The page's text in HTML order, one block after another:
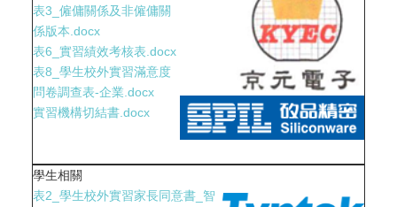
表3_僱傭關係及非僱傭關
係版本.docx
表6_實習績效考核表.docx
表8_學生校外實習滿意度
問卷調查表-企業.docx
實習機構切結書.docx
學生相關
表2_學生校外實習家長同意書_智